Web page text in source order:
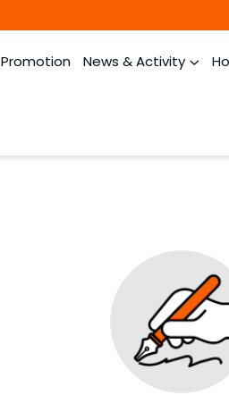
Promotion News & Activity